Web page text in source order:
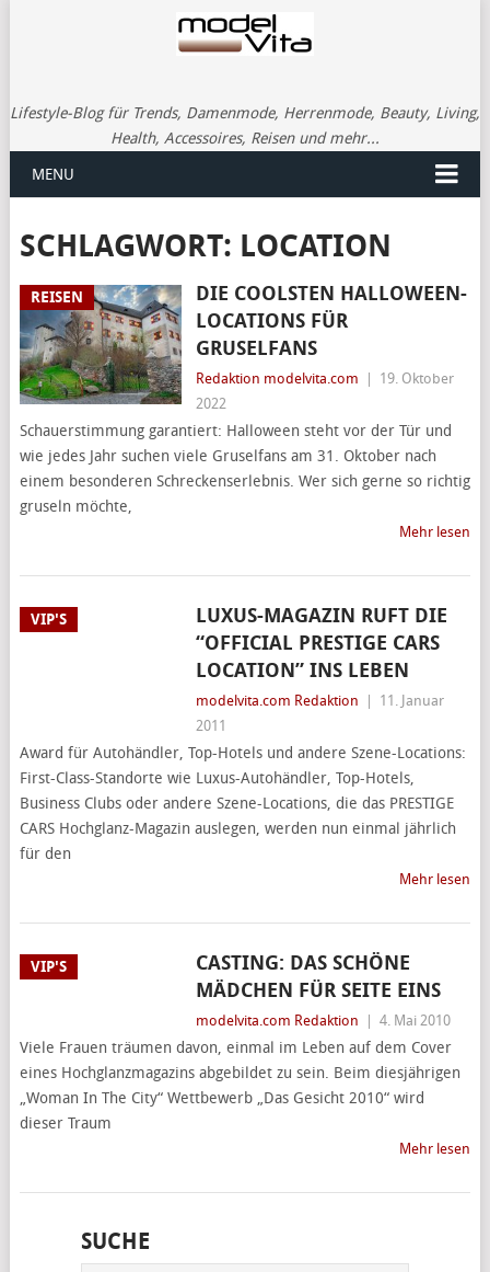
Lifestyle-Blog für Trends, Damenmode, Herrenmode, Beauty, Living,
Health, Accessoires, Reisen und mehr...
MENU
SCHLAGWORT: LOCATION
REISEN
DIE COOLSTEN HALLOWEEN-
LOCATIONS FÜR
GRUSELFANS
Redaktion modelvita.com
19. Oktober
2022
Schauerstimmung garantiert: Halloween steht vor der Tür und
wie jedes Jahr suchen viele Gruselfans am 31. Oktober nach
einem besonderen Schreckenserlebnis. Wer sich gerne so richtig
gruseln möchte,
Mehr lesen
VIP'S
LUXUS-MAGAZIN RUFT DIE
“OFFICIAL PRESTIGE CARS
LOCATION” INS LEBEN
modelvita.com Redaktion
11. Januar
2011
Award für Autohändler, Top-Hotels und andere Szene-Locations:
First-Class-Standorte wie Luxus-Autohändler, Top-Hotels,
Business Clubs oder andere Szene-Locations, die das PRESTIGE
CARS Hochglanz-Magazin auslegen, werden nun einmal jährlich
für den
Mehr lesen
VIP'S
CASTING: DAS SCHÖNE
MÄDCHEN FÜR SEITE EINS
modelvita.com Redaktion 4. Mai 2010
Viele Frauen träumen davon, einmal im Leben auf dem Cover
eines Hochglanzmagazins abgebildet zu sein. Beim diesjährigen
„Woman In The City“ Wettbewerb „Das Gesicht 2010“ wird
dieser Traum
Mehr lesen
SUCHE